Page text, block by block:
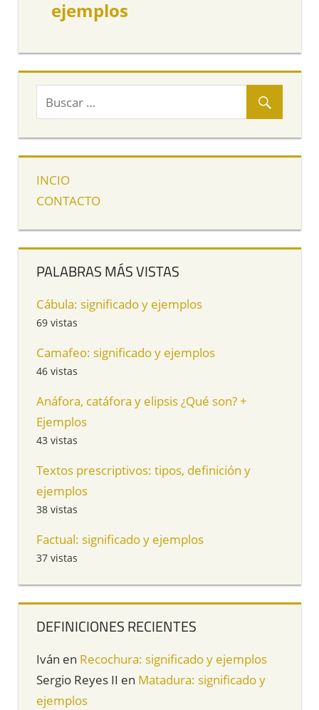
ejemplos
INCIO
CONTACTO
PALABRAS MÁS VISTAS
Cábula: significado y ejemplos
69 vistas
Camafeo: significado y ejemplos
46 vistas
Anáfora, catáfora y elipsis ¿Qué son? +
Ejemplos
43 vistas
Textos prescriptivos: tipos, definición y
ejemplos
38 vistas
Factual: significado y ejemplos
37 vistas
DEFINICIONES RECIENTES
Iván en Recochura: significado y ejemplos
Sergio Reyes II en Matadura: significado y
ejemplos